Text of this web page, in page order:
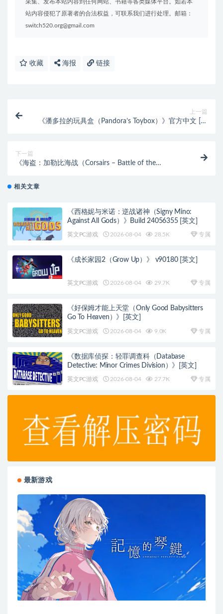
采集、发布本站内容到任何网站、书籍等各类媒体平台。如若本
站内容侵犯了原著者的合法权益，可联系我们进行处理。邮箱：
switch520.org@gmail.com
收藏 海报 链接
上一篇
《潘多拉的玩具盒（Pandora’s Toybox）》官方中文 [中
下一篇
《海盗：加勒比海战（Corsairs – Battle of the
相关文章
《西格妮与米诺：逆战诸神（Signy Mino:
Against All Gods）》Build 24056355 [英文]
英文PC游戏 2026-08-04 28.5K 专属
《成长家园2（Grow Up）》 v90180 [英文]
英文PC游戏 2026-08-04 29.7K 专属
《好保姆才能上天堂（Only Good Babysitters
Go To Heaven）》[英文]
英文PC游戏 2026-08-04 9.0K 专属
《数据库侦探：轻罪调查科（Database
Detective: Minor Crimes Division）》[英文]
英文PC游戏 2026-08-04 27.7K 专属
最新游戏